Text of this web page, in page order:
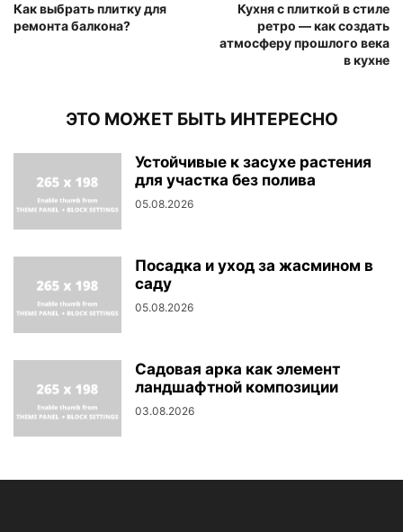
Как выбрать плитку для
ремонта балкона?
Кухня с плиткой в стиле
ретро — как создать
атмосферу прошлого века
в кухне
ЭТО МОЖЕТ БЫТЬ ИНТЕРЕСНО
Устойчивые к засухе растения
для участка без полива
05.08.2026
Посадка и уход за жасмином в
саду
05.08.2026
Садовая арка как элемент
ландшафтной композиции
03.08.2026